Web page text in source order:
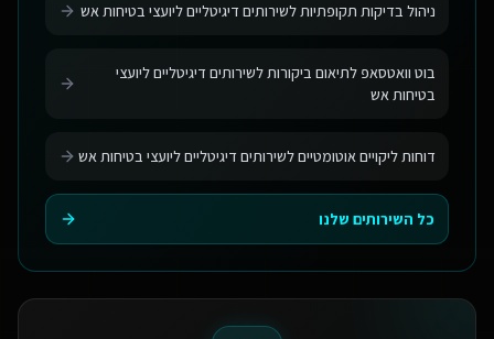
ניהול בדיקות תקופתיות לשירותים דיגיטליים ליועצי בטיחות אש
בוט וואטסאפ לתיאום ביקורות לשירותים דיגיטליים ליועצי
בטיחות אש
דוחות ליקויים אוטומטיים לשירותים דיגיטליים ליועצי בטיחות אש
כל השירותים שלנו